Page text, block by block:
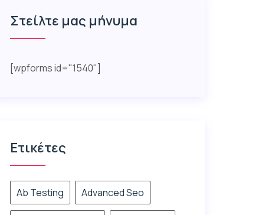
Στείλτε μας μήνυμα
[wpforms id="1540"]
Ετικέτες
Ab Testing Advanced Seo